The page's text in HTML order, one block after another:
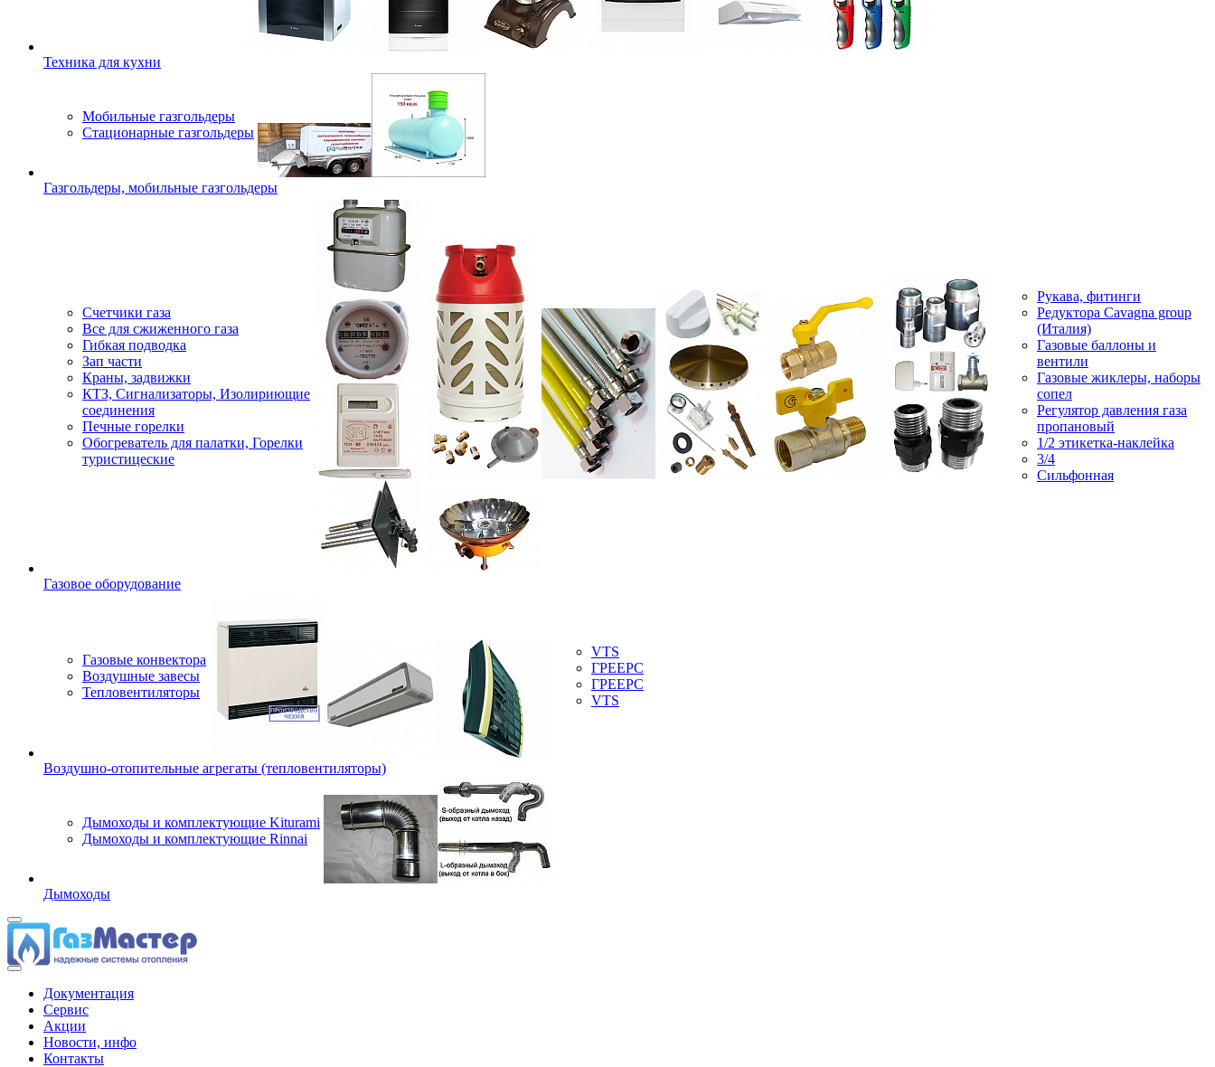
Техника для кухни
Мобильные газгольдеры
Стационарные газгольдеры
Газгольдеры, мобильные газгольдеры
Счетчики газа
Все для сжиженного газа
Гибкая подводка
Зап части
Краны, задвижки
КТЗ, Сигнализаторы, Изолириющие
соединения
Печные горелки
Обогреватель для палатки, Горелки
туристицеские
Рукава, фитинги
Редуктора Cavagna group
(Италия)
Газовые баллоны и
вентили
Газовые жиклеры, наборы
сопел
Регулятор давления газа
пропановый
1/2 этикетка-наклейка
3/4
Сильфонная
Газовое оборудование
Газовые конвектора
Воздушные завесы
Тепловентиляторы
VTS
ГРЕЕРС
ГРЕЕРС
VTS
Воздушно-отопительные агрегаты (тепловентиляторы)
Дымоходы и комплектующие Kiturami
Дымоходы и комплектующие Rinnai
Дымоходы
Документация
Сервис
Акции
Новости, инфо
Контакты